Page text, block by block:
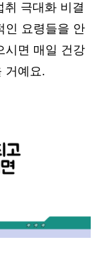
취 극대화 비결
인 요령들을 안
시면 매일 건강
거예요.